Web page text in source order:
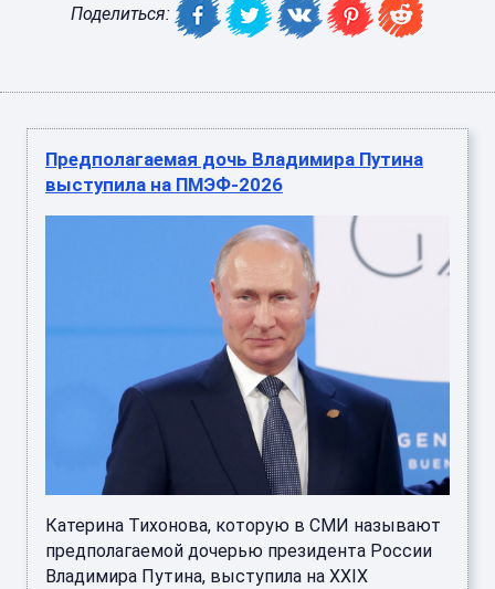
Поделиться:
Предполагаемая дочь Владимира Путина
выступила на ПМЭФ-2026
Катерина Тихонова, которую в СМИ называют
предполагаемой дочерью президента России
Владимира Путина, выступила на XXIX